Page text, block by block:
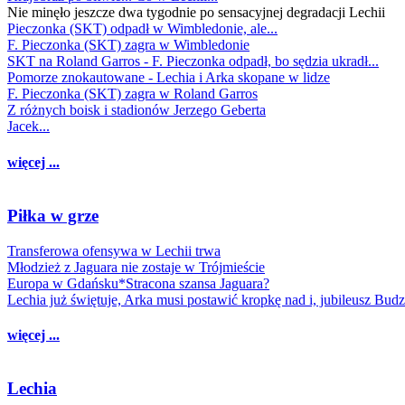
Nie minęło jeszcze dwa tygodnie po sensacyjnej degradacji Lechii
Pieczonka (SKT) odpadł w Wimbledonie, ale...
F. Pieczonka (SKT) zagra w Wimbledonie
SKT na Roland Garros - F. Pieczonka odpadł, bo sędzia ukradł...
Pomorze znokautowane - Lechia i Arka skopane w lidze
F. Pieczonka (SKT) zagra w Roland Garros
Z różnych boisk i stadionów Jerzego Geberta
Jacek...
więcej ...
Piłka w grze
Transferowa ofensywa w Lechii trwa
Młodzież z Jaguara nie zostaje w Trójmieście
Europa w Gdańsku*Stracona szansa Jaguara?
Lechia już świętuje, Arka musi postawić kropkę nad i, jubileusz
więcej ...
Lechia